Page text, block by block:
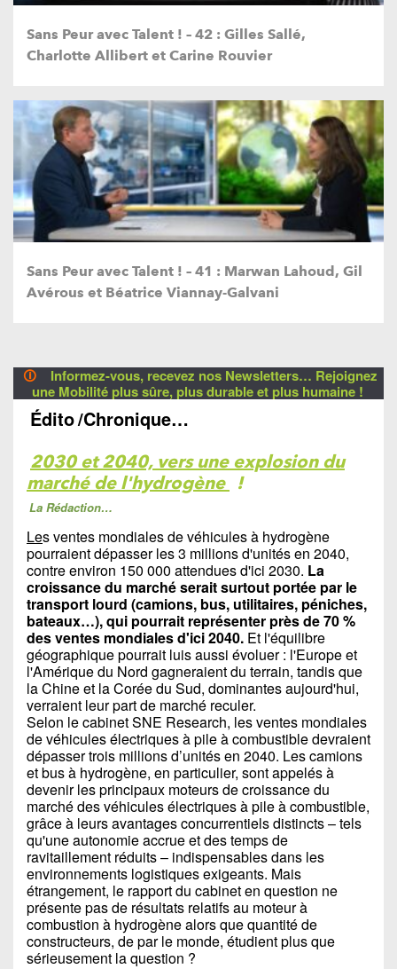
Sans Peur avec Talent ! – 42 : Gilles Sallé,
Charlotte Allibert et Carine Rouvier
Sans Peur avec Talent ! – 41 : Marwan Lahoud, Gil
Avérous et Béatrice Viannay-Galvani
🛈
Informez-vous, recevez nos Newsletters… Rejoignez
une Mobilité plus sûre, plus durable et plus humaine !
Édito/Chronique…
2030 et 2040, vers une explosion du
marché de l'hydrogène !
La Rédaction…
Les ventes mondiales de véhicules à hydrogène
pourraient dépasser les 3 millions d'unités en 2040,
contre environ 150 000 attendues d'ici 2030. La
croissance du marché serait surtout portée par le
transport lourd (camions, bus, utilitaires, péniches,
bateaux…), qui pourrait représenter près de 70 %
des ventes mondiales d'ici 2040. Et l'équilibre
géographique pourrait luis aussi évoluer : l'Europe et
l'Amérique du Nord gagneraient du terrain, tandis que
la Chine et la Corée du Sud, dominantes aujourd'hui,
verraient leur part de marché reculer.
Selon le cabinet SNE Research, les ventes mondiales
de véhicules électriques à pile à combustible devraient
dépasser trois millions d’unités en 2040. Les camions
et bus à hydrogène, en particulier, sont appelés à
devenir les principaux moteurs de croissance du
marché des véhicules électriques à pile à combustible,
grâce à leurs avantages concurrentiels distincts – tels
qu'une autonomie accrue et des temps de
ravitaillement réduits – indispensables dans les
environnements logistiques exigeants. Mais
étrangement, le rapport du cabinet en question ne
présente pas de résultats relatifs au moteur à
combustion à hydrogène alors que quantité de
constructeurs, de par le monde, étudient plus que
sérieusement la question ?